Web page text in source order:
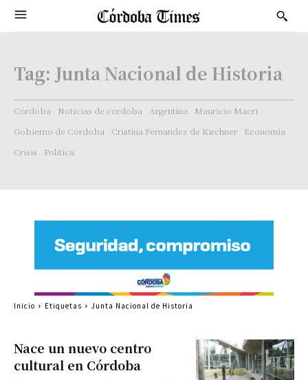
Tag: Junta Nacional de Historia
Córdoba Noticias de cordoba Argentina
Mauricio Macri
Gobierno de Córdoba
Cristina Fernandez de Kirchner
Economía
Crisis
Politica
Nace un nuevo centro
cultural en Córdoba
Inicio Etiquetas Junta Nacional de Historia